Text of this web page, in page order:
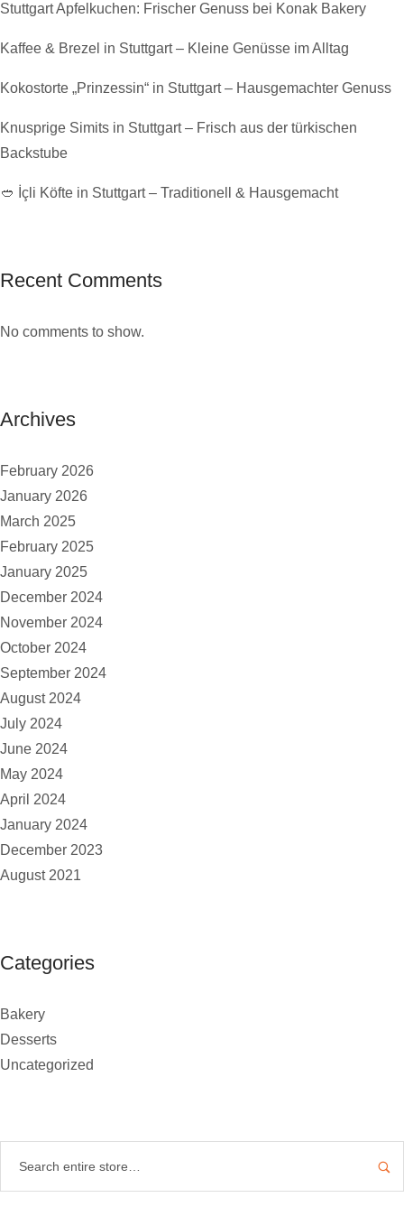
Stuttgart Apfelkuchen: Frischer Genuss bei Konak Bakery
Kaffee & Brezel in Stuttgart – Kleine Genüsse im Alltag
Kokostorte „Prinzessin“ in Stuttgart – Hausgemachter Genuss
Knusprige Simits in Stuttgart – Frisch aus der türkischen
Backstube
🥙 İçli Köfte in Stuttgart – Traditionell & Hausgemacht
Recent Comments
No comments to show.
Archives
February 2026
January 2026
March 2025
February 2025
January 2025
December 2024
November 2024
October 2024
September 2024
August 2024
July 2024
June 2024
May 2024
April 2024
January 2024
December 2023
August 2021
Categories
Bakery
Desserts
Uncategorized